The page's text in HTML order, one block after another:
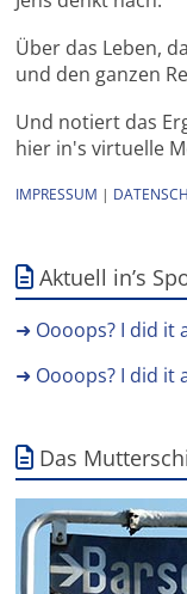
Über das Leben,
und den ganzen
Und notiert das
hier in's virtuelle
IMPRESSUM |
Aktuell in’s
➜ Oooops? I did it
➜ Oooops? I did it
Das